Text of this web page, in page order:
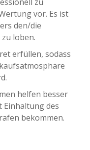
vor. Es ist
den/die
loben.
erfüllen, sodass
helfen besser
Einhaltung des
bekommen.